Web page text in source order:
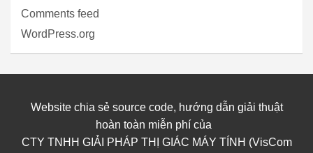
Comments feed
WordPress.org
Website chia sẻ source code, hướng dẫn giải thuật
hoàn toàn miễn phí của
CTY TNHH GIẢI PHÁP THỊ GIÁC MÁY TÍNH (VisCom